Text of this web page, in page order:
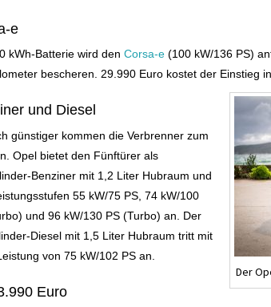
e
kWh-Batterie wird den Corsa-e (100 kW/136 PS)
bescheren. 29.990 Euro kostet der Einstieg
Der
und Diesel
günstiger kommen die Verbrenner zum
Opel bietet den Fünftürer als
Benziner mit 1,2 Liter Hubraum und
55 kW/75 PS, 74 kW/100
und 96 kW/130 PS (Turbo) an. Der
Diesel mit 1,5 Liter Hubraum tritt mit
von 75 kW/102 PS an.
Euro